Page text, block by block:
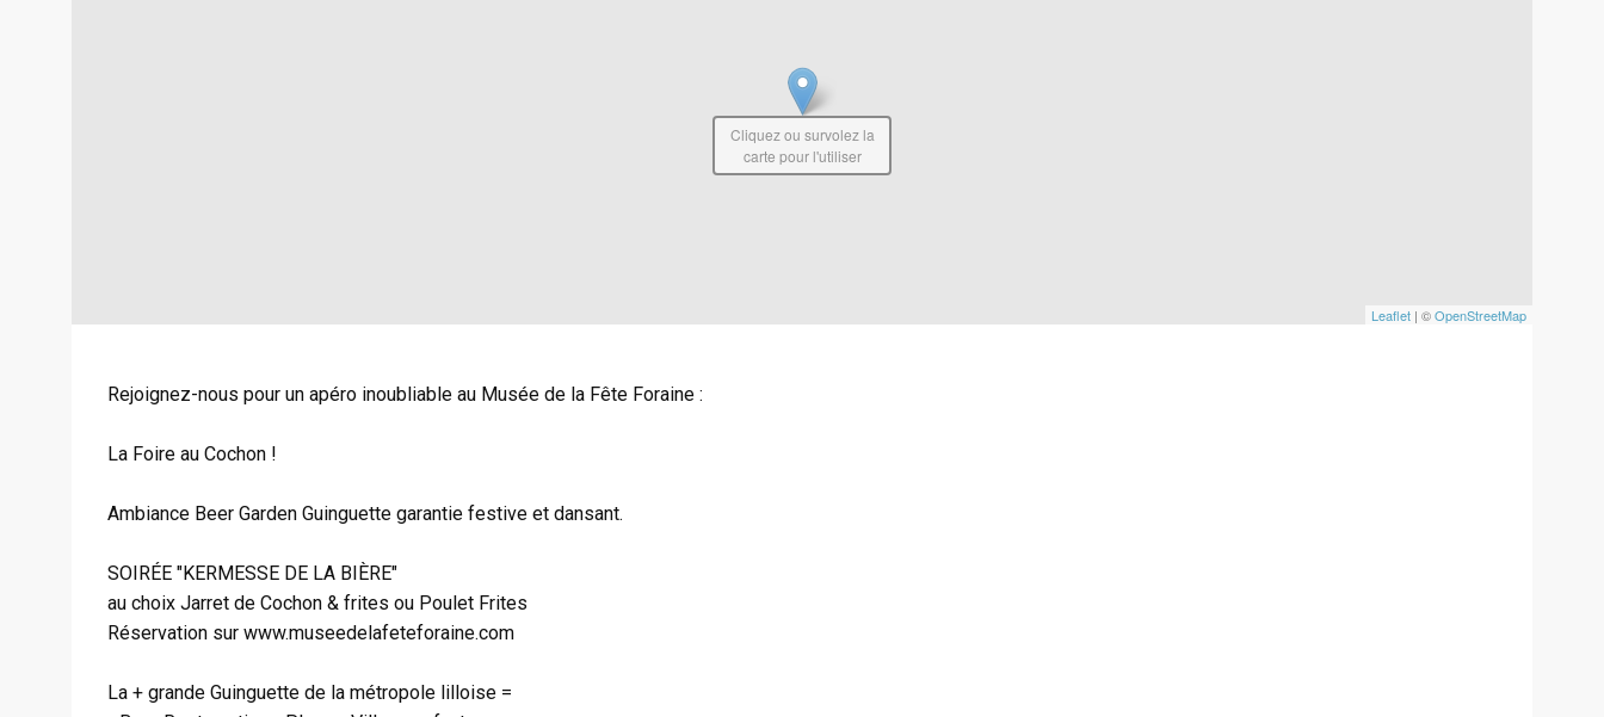
Leaflet | ©OpenStreetMap
Cliquez ou survolez la
carte pour l'utiliser
Rejoignez-nous pour un apéro inoubliable au Musée de la Fête Foraine :
La Foire au Cochon !
Ambiance Beer Garden Guinguette garantie festive et dansant.
SOIRÉE "KERMESSE DE LA BIÈRE"
au choix Jarret de Cochon & frites ou Poulet Frites
Réservation sur www.museedelafeteforaine.com
La + grande Guinguette de la métropole lilloise =